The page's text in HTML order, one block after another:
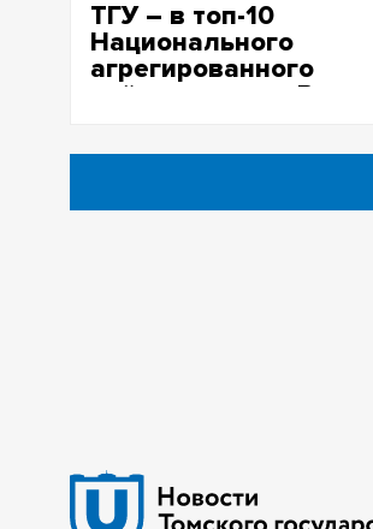
ТГУ – в топ-10
Национального
агрегированного
рейтинга вузов России